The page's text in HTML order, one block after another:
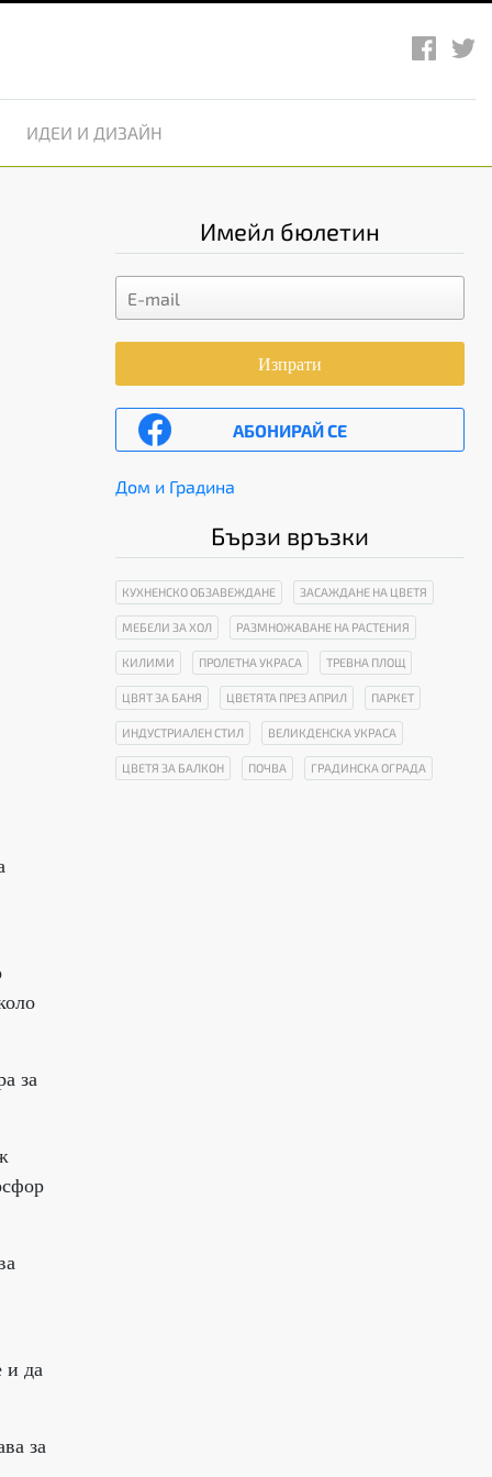
ИДЕИ И ДИЗАЙН
за
и да
за
Имейл бюлетин
Изпрати
АБОНИРАЙ СЕ
Дом и Градина
Бързи връзки
КУХНЕНСКО ОБЗАВЕЖДАНЕ ЗАСАЖДАНЕ НА ЦВЕТЯ
МЕБЕЛИ ЗА ХОЛ РАЗМНОЖАВАНЕ НА РАСТЕНИЯ
КИЛИМИ ПРОЛЕТНА УКРАСА ТРЕВНА ПЛОЩ
ЦВЯТ ЗА БАНЯ ЦВЕТЯТА ПРЕЗ АПРИЛ ПАРКЕТ
ИНДУСТРИАЛЕН СТИЛ ВЕЛИКДЕНСКА УКРАСА
ЦВЕТЯ ЗА БАЛКОН ПОЧВА ГРАДИНСКА ОГРАДА